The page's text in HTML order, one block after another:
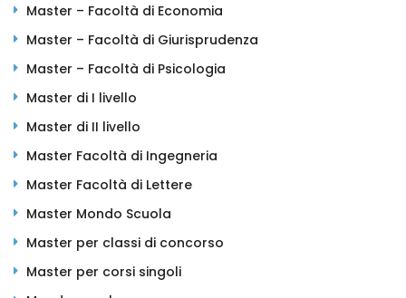
Master – Facoltà di Economia
Master – Facoltà di Giurisprudenza
Master – Facoltà di Psicologia
Master di I livello
Master di II livello
Master Facoltà di Ingegneria
Master Facoltà di Lettere
Master Mondo Scuola
Master per classi di concorso
Master per corsi singoli